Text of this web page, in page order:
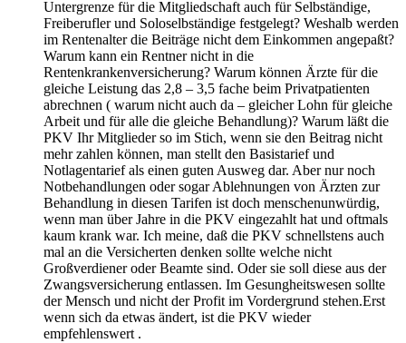
Untergrenze für die Mitgliedschaft auch für Selbständige,
Freiberufler und Soloselbständige festgelegt? Weshalb werden
im Rentenalter die Beiträge nicht dem Einkommen angepaßt?
Warum kann ein Rentner nicht in die
Rentenkrankenversicherung? Warum können Ärzte für die
gleiche Leistung das 2,8 – 3,5 fache beim Privatpatienten
abrechnen ( warum nicht auch da – gleicher Lohn für gleiche
Arbeit und für alle die gleiche Behandlung)? Warum läßt die
PKV Ihr Mitglieder so im Stich, wenn sie den Beitrag nicht
mehr zahlen können, man stellt den Basistarief und
Notlagentarief als einen guten Ausweg dar. Aber nur noch
Notbehandlungen oder sogar Ablehnungen von Ärzten zur
Behandlung in diesen Tarifen ist doch menschenunwürdig,
wenn man über Jahre in die PKV eingezahlt hat und oftmals
kaum krank war. Ich meine, daß die PKV schnellstens auch
mal an die Versicherten denken sollte welche nicht
Großverdiener oder Beamte sind. Oder sie soll diese aus der
Zwangsversicherung entlassen. Im Gesungheitswesen sollte
der Mensch und nicht der Profit im Vordergrund stehen.Erst
wenn sich da etwas ändert, ist die PKV wieder
empfehlenswert .